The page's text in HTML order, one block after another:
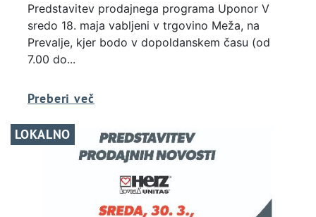
Predstavitev prodajnega programa Uponor V
sredo 18. maja vabljeni v trgovino Meža, na
Prevalje, kjer bodo v dopoldanskem času (od
7.00 do...
Preberi več
LOKALNO